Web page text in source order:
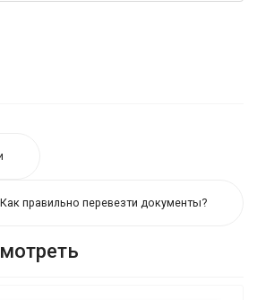
Как правильно перевезти документы?